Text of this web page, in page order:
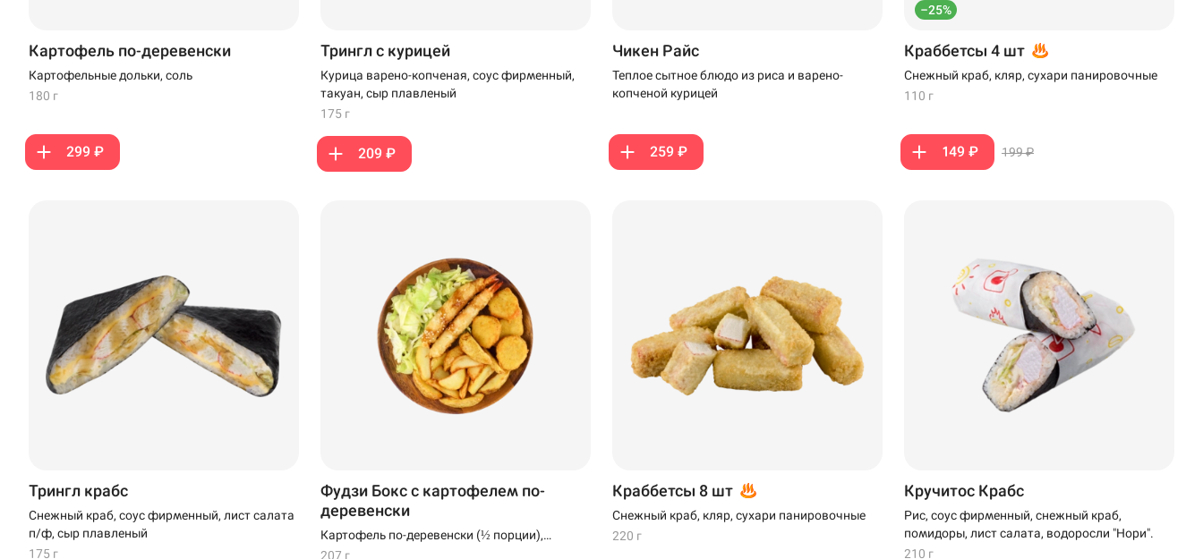
Картофель по-деревенски
Картофельные дольки, соль
180 г
299 ₽
Трингл с курицей
Курица варено-копченая, соус фирменный,
такуан, сыр плавленый
175 г
209 ₽
Чикен Райс
Теплое сытное блюдо из риса и варено-
копченой курицей
259 ₽
–25%
Краббетсы 4 шт
Снежный краб, кляр, сухари панировочные
110 г
149 ₽ 199 ₽
Трингл крабс
Снежный краб, соус фирменный, лист салата
п/ф, сыр плавленый
175 г
Фудзи Бокс с картофелем по-
деревенски
Картофель по-деревенски (½ порции),
креветка в темпуре (2 шт), наггетсы (4 шт)
207 г
Краббетсы 8 шт
Снежный краб, кляр, сухари панировочные
220 г
Кручитос Крабс
Рис, соус фирменный, снежный краб,
помидоры, лист салата, водоросли "Нори".
210 г